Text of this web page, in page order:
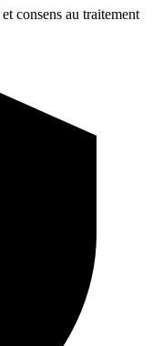
et consens au traitement